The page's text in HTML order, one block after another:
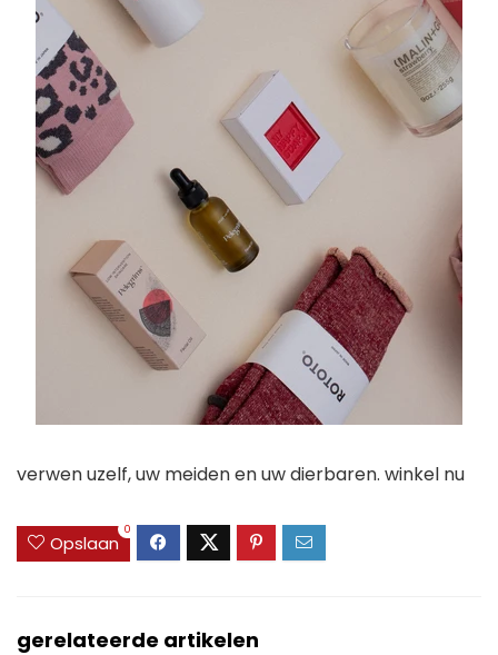
verwen uzelf, uw meiden en uw dierbaren. winkel nu
Opslaan
0
gerelateerde artikelen